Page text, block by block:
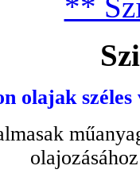
olajak